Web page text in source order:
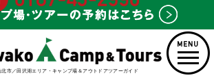
北市／田沢湖エリア・キャンプ場＆アウトドアツアーガイド